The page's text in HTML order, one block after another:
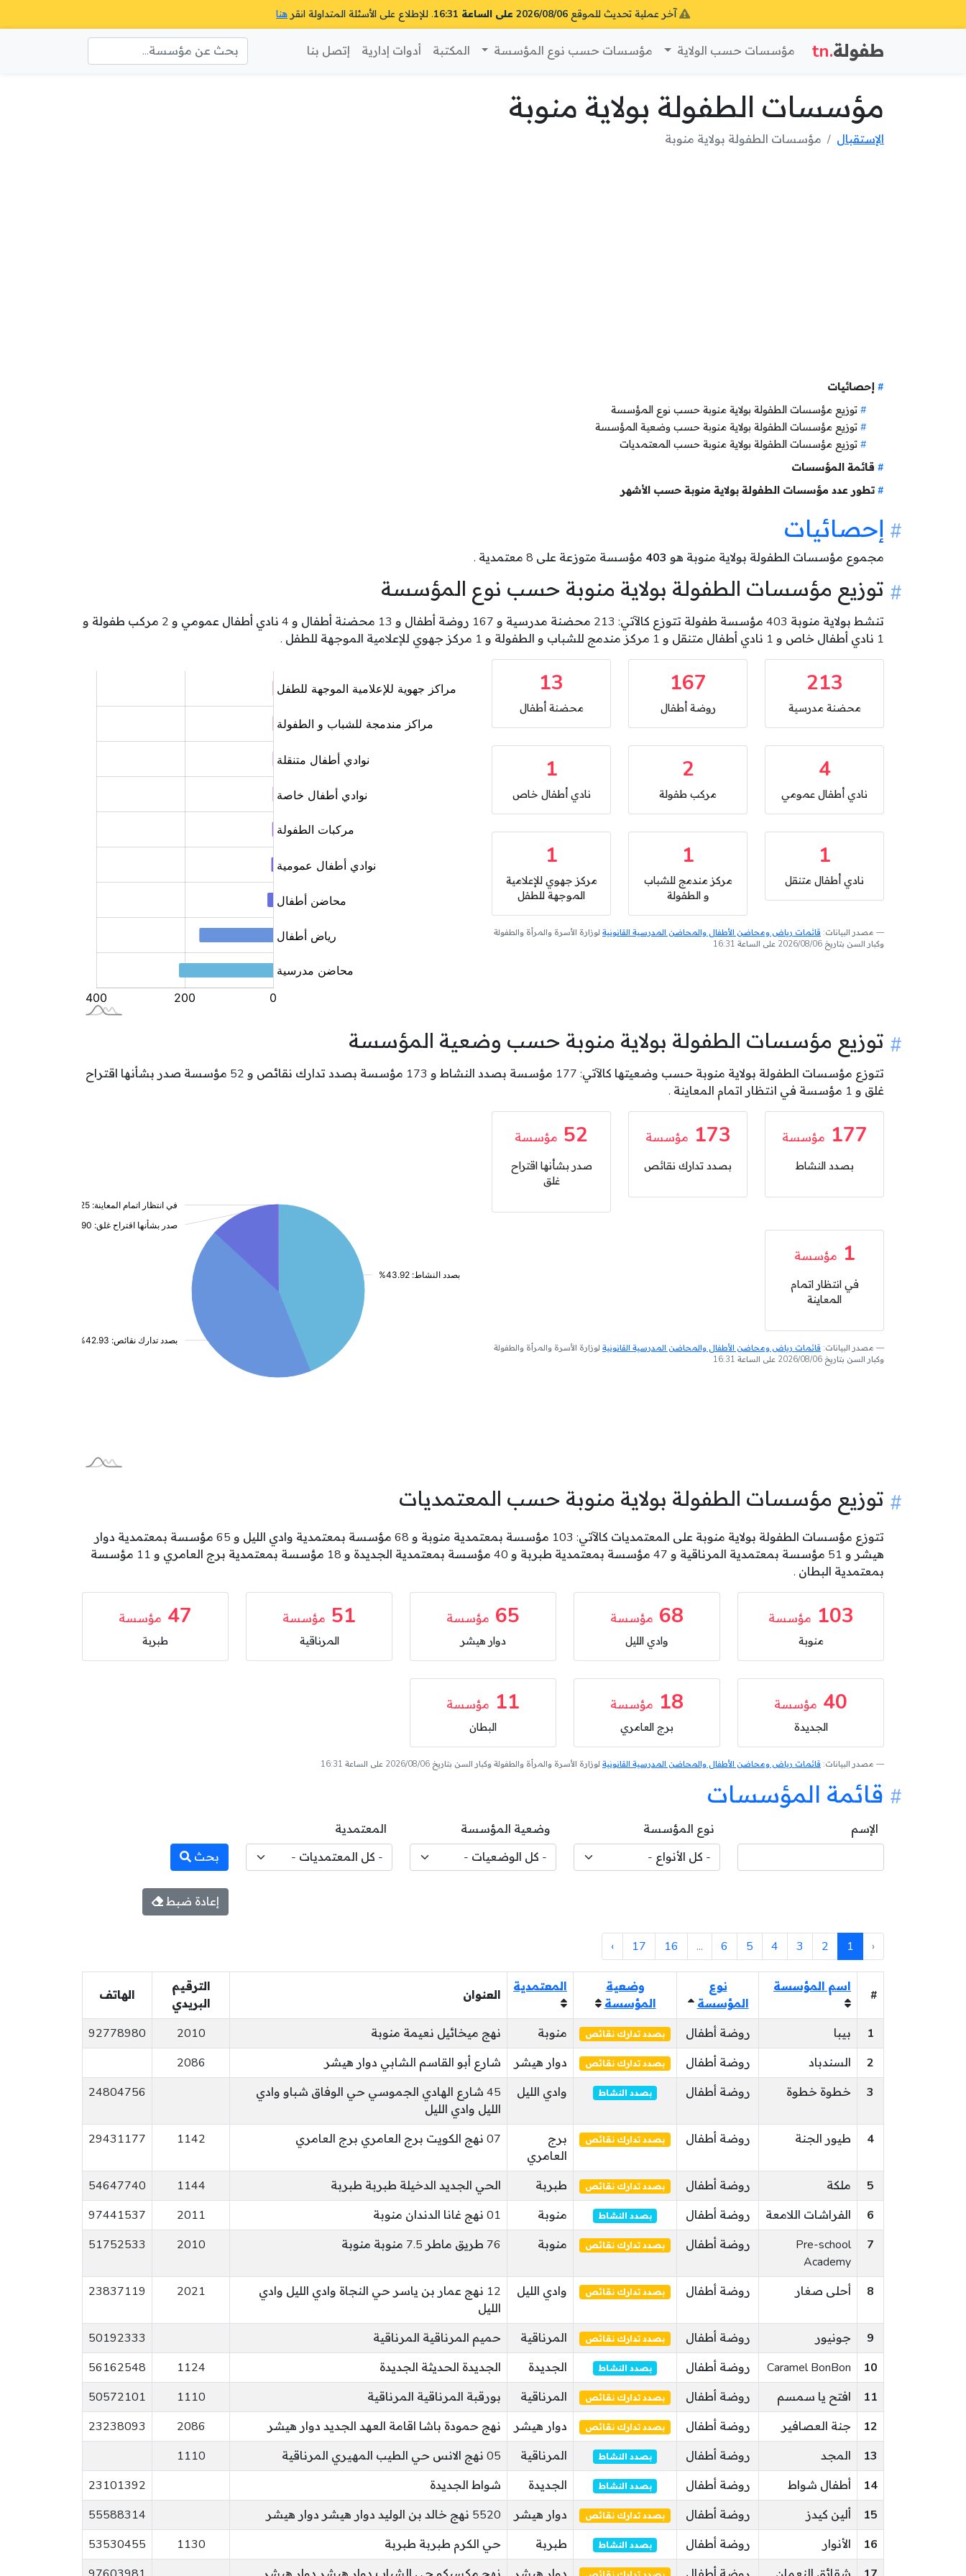
آخر عملية تحديث للموقع 2026/08/06 على الساعة 16:31 . للإطلاع على الأسئلة المتداولة انقر هنا
طفولة.tn مؤسسات حسب الولاية مؤسسات حسب نوع المؤسسة المكتبة أدوات إدارية إتصل بنا
مؤسسات الطفولة بولاية منوبة
الإستقبال مؤسسات الطفولة بولاية منوبة
إحصائيات
توزيع مؤسسات الطفولة بولاية منوبة حسب نوع المؤسسة
توزيع مؤسسات الطفولة بولاية منوبة حسب وضعية المؤسسة
توزيع مؤسسات الطفولة بولاية منوبة حسب المعتمديات
قائمة المؤسسات
تطور عدد مؤسسات الطفولة بولاية منوبة حسب الأشهر
إحصائيات
مجموع مؤسسات الطفولة بولاية منوبة هو 403 مؤسسة متوزعة على 8 معتمدية .
توزيع مؤسسات الطفولة بولاية منوبة حسب نوع المؤسسة
تنشط بولاية منوبة 403 مؤسسة طفولة تتوزع كالآتي: 213 محضنة مدرسية و 167 روضة أطفال و 13 محضنة أطفال و 4 نادي أطفال عمومي و 2 مركب طفولة و
1 نادي أطفال خاص و 1 نادي أطفال متنقل و 1 مركز مندمج للشباب و الطفولة و 1 مركز جهوي للإعلامية الموجهة للطفل .
213
محضنة مدرسية
167
روضة أطفال
13
محضنة أطفال
4
نادي أطفال عمومي
2
مركب طفولة
1
نادي أطفال خاص
1
نادي أطفال متنقل
1
مركز مندمج للشباب
و الطفولة
1
مركز جهوي للإعلامية
الموجهة للطفل
مصدر البيانات: قائمات رياض ومحاضن الأطفال والمحاضن المدرسية القانونية لوزارة الأسرة والمرأة والطفولة
وكبار السن بتاريخ 2026/08/06 على الساعة 16:31
توزيع مؤسسات الطفولة بولاية منوبة حسب وضعية المؤسسة
تتوزع مؤسسات الطفولة بولاية منوبة حسب وضعيتها كالآتي: 177 مؤسسة بصدد النشاط و 173 مؤسسة بصدد تدارك نقائص و 52 مؤسسة صدر بشأنها اقتراح
غلق و 1 مؤسسة في انتظار اتمام المعاينة .
177 مؤسسة
بصدد النشاط
173 مؤسسة
بصدد تدارك نقائص
52 مؤسسة
صدر بشأنها اقتراح
غلق
1 مؤسسة
في انتظار اتمام
المعاينة
مصدر البيانات: قائمات رياض ومحاضن الأطفال والمحاضن المدرسية القانونية لوزارة الأسرة والمرأة والطفولة
وكبار السن بتاريخ 2026/08/06 على الساعة 16:31
توزيع مؤسسات الطفولة بولاية منوبة حسب المعتمديات
تتوزع مؤسسات الطفولة بولاية منوبة على المعتمديات كالآتي: 103 مؤسسة بمعتمدية منوبة و 68 مؤسسة بمعتمدية وادي الليل و 65 مؤسسة بمعتمدية دوار
هيشر و 51 مؤسسة بمعتمدية المرناقية و 47 مؤسسة بمعتمدية طبربة و 40 مؤسسة بمعتمدية الجديدة و 18 مؤسسة بمعتمدية برج العامري و 11 مؤسسة
بمعتمدية البطان .
103 مؤسسة
منوبة
68 مؤسسة
وادي الليل
65 مؤسسة
دوار هيشر
51 مؤسسة
المرناقية
47 مؤسسة
طبربة
40 مؤسسة
الجديدة
18 مؤسسة
برج العامري
11 مؤسسة
البطان
مصدر البيانات: قائمات رياض ومحاضن الأطفال والمحاضن المدرسية القانونية لوزارة الأسرة والمرأة والطفولة وكبار السن بتاريخ 2026/08/06 على الساعة 16:31
قائمة المؤسسات
الإسم نوع المؤسسة وضعية المؤسسة
المعتمدية
بحث
إعادة ضبط
‹
1
2
3
4
5
6
...
16
17
›
#
اسم المؤسسة
نوع
المؤسسة
وضعية
المؤسسة
المعتمدية
العنوان
الترقيم
البريدي
الهاتف
1 بيبا روضة أطفال بصدد تدارك نقائص منوبة نهج ميخائيل نعيمة منوبة 2010
92778980
2
السندباد روضة أطفال بصدد تدارك نقائص دوار هيشر شارع أبو القاسم الشابي دوار هيشر
2086
3
خطوة خطوة روضة أطفال بصدد النشاط وادي الليل
45 شارع الهادي الجموسي حي الوفاق شباو وادي
الليل وادي الليل
24804756
4 طيور الجنة روضة أطفال بصدد تدارك نقائص
برج
العامري
07 نهج الكويت برج العامري برج العامري 1142
29431177
5 ملكة روضة أطفال بصدد تدارك نقائص طبربة الحي الجديد الدخيلة طبربة طبربة 1144
54647740
6
الفراشات اللامعة روضة أطفال بصدد النشاط منوبة 01 نهج غانا الدندان منوبة 2011
97441537
7
Pre-school
Academy
روضة أطفال بصدد تدارك نقائص منوبة 76 طريق ماطر 7.5 منوبة منوبة 2010
51752533
8 أحلى صغار روضة أطفال بصدد تدارك نقائص وادي الليل
12 نهج عمار بن ياسر حي النجاة وادي الليل وادي
الليل
2021
23837119
9 جونيور روضة أطفال بصدد تدارك نقائص المرناقية حميم المرناقية المرناقية
50192333
10
Caramel BonBon روضة أطفال بصدد النشاط الجديدة الجديدة الحديثة الجديدة 1124
56162548
11
افتح يا سمسم روضة أطفال بصدد تدارك نقائص المرناقية بورقبة المرناقية المرناقية 1110
50572101
12
جنة العصافير روضة أطفال بصدد تدارك نقائص دوار هيشر نهج حمودة باشا اقامة العهد الجديد دوار هيشر 2086
23238093
13
المجد روضة أطفال بصدد النشاط المرناقية 05 نهج الانس حي الطيب المهيري المرناقية
1110
14
أطفال شواط روضة أطفال بصدد النشاط الجديدة شواط الجديدة
23101392
15
ألين كيدز روضة أطفال بصدد تدارك نقائص دوار هيشر 5520 نهج خالد بن الوليد دوار هيشر دوار هيشر
55588314
16
الأنوار روضة أطفال بصدد النشاط طبربة حي الكرم طبربة طبربة 1130
53530455